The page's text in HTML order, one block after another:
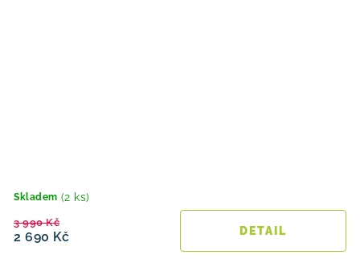
Skladem (2 ks)
2 690 Kč
3 990 Kč